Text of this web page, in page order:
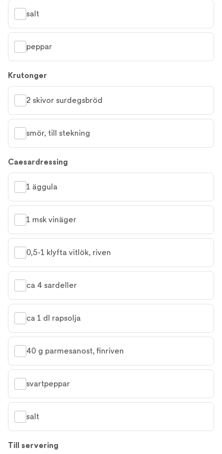
salt
peppar
Krutonger
2 skivor surdegsbröd
smör, till stekning
Caesardressing
1 äggula
1 msk vinäger
0,5-1 klyfta vitlök, riven
ca 4 sardeller
ca 1 dl rapsolja
40 g parmesanost, finriven
svartpeppar
salt
Till servering